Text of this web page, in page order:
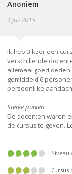
Anoniem
4 juli 2015
Ik heb 3 keer een
verschillende
allemaal goed
gemiddeld 6
persoonlijke
Sterke punten
De docenten waren
de cursus te geven.